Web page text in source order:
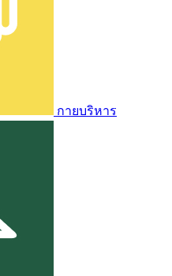
กายบริหาร